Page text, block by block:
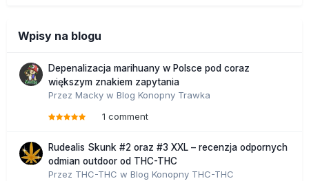
Wpisy na blogu
Depenalizacja marihuany w Polsce pod coraz
większym znakiem zapytania
Przez Macky w Blog Konopny Trawka
1 comment
Rudealis Skunk #2 oraz #3 XXL – recenzja odpornych
odmian outdoor od THC-THC
Przez THC-THC w Blog Konopny THC-THC